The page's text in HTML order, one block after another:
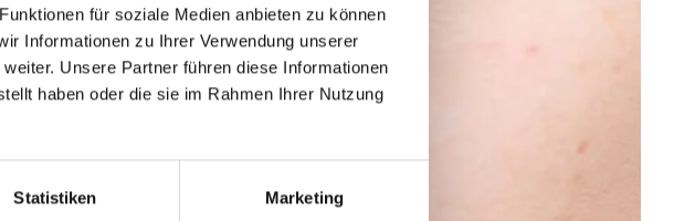
für soziale Medien anbieten zu können
Informationen zu Ihrer Verwendung unserer
Unsere Partner führen diese Informationen
haben oder die sie im Rahmen Ihrer Nutzung
Statistiken Marketing